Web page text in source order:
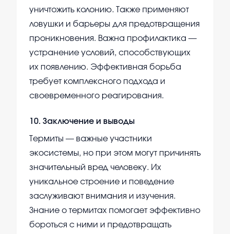
уничтожить колонию. Также применяют
ловушки и барьеры для предотвращения
проникновения. Важна профилактика —
устранение условий, способствующих
их появлению. Эффективная борьба
требует комплексного подхода и
своевременного реагирования.
10. Заключение и выводы
Термиты — важные участники
экосистемы, но при этом могут причинять
значительный вред человеку. Их
уникальное строение и поведение
заслуживают внимания и изучения.
Знание о термитах помогает эффективно
бороться с ними и предотвращать